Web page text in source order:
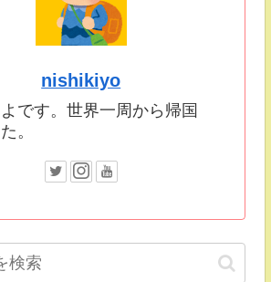
nishikiyo
です。世界一周から帰国
。